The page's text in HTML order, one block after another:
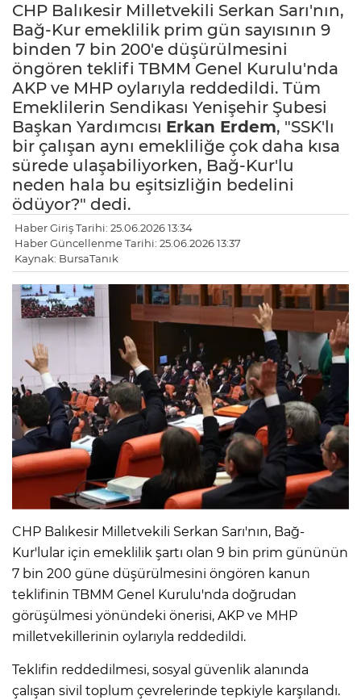
CHP Balıkesir Milletvekili Serkan Sarı'nın,
Bağ-Kur emeklilik prim gün sayısının 9
binden 7 bin 200'e düşürülmesini
öngören teklifi TBMM Genel Kurulu'nda
AKP ve MHP oylarıyla reddedildi. Tüm
Emeklilerin Sendikası Yenişehir Şubesi
Başkan Yardımcısı Erkan Erdem, "SSK'lı
bir çalışan aynı emekliliğe çok daha kısa
sürede ulaşabiliyorken, Bağ-Kur'lu
neden hala bu eşitsizliğin bedelini
ödüyor?" dedi.
Haber Giriş Tarihi: 25.06.2026 13:34
Haber Güncellenme Tarihi: 25.06.2026 13:37
Kaynak: BursaTanık
CHP Balıkesir Milletvekili Serkan Sarı'nın, Bağ-
Kur'lular için emeklilik şartı olan 9 bin prim gününün
7 bin 200 güne düşürülmesini öngören kanun
teklifinin TBMM Genel Kurulu'nda doğrudan
görüşülmesi yönündeki önerisi, AKP ve MHP
milletvekillerinin oylarıyla reddedildi.
Teklifin reddedilmesi, sosyal güvenlik alanında
çalışan sivil toplum çevrelerinde tepkiyle karşılandı.